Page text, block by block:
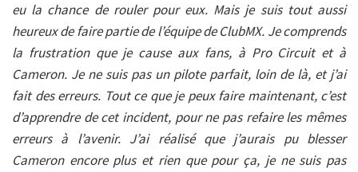
eu la chance de rouler pour eux. Mais je suis tout aussi
heureux de faire partie de l’équipe de ClubMX. Je comprends
la frustration que je cause aux fans, à Pro Circuit et à
Cameron. Je ne suis pas un pilote parfait, loin de là, et j’ai
fait des erreurs. Tout ce que je peux faire maintenant, c’est
d’apprendre de cet incident, pour ne pas refaire les mêmes
erreurs à l’avenir. J’ai réalisé que j’aurais pu blesser
Cameron encore plus et rien que pour ça, je ne suis pas